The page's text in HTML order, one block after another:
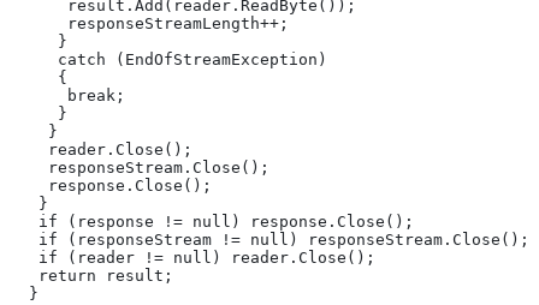
result.Add(reader.ReadByte());
responseStreamLength++;
}
catch (EndOfStreamException)
{
break;
}
}
reader.Close();
responseStream.Close();
response.Close();
}
if (response != null) response.Close();
if (responseStream != null) responseStream.Close();
if (reader != null) reader.Close();
return result;
}